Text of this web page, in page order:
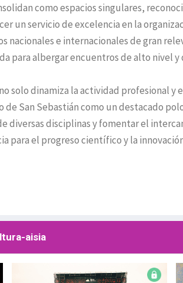
como espacios singulares,
un servicio de excelencia en la
nacionales e internacionales de gran
para albergar encuentros de alto nivel
solo dinamiza la actividad profesional y
San Sebastián como un destacado
diversas disciplinas y fomentar el
para el progreso científico y la
aisia